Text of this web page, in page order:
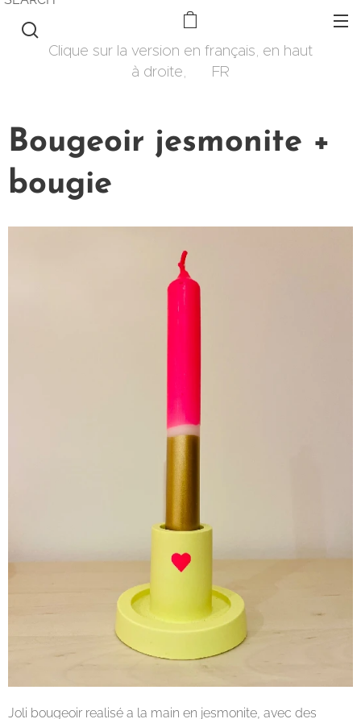
Clique sur la version en français, en haut
à droite, 🇫🇷 FR
Bougeoir jesmonite +
bougie
Joli bougeoir realisé a la main en jesmonite, avec des